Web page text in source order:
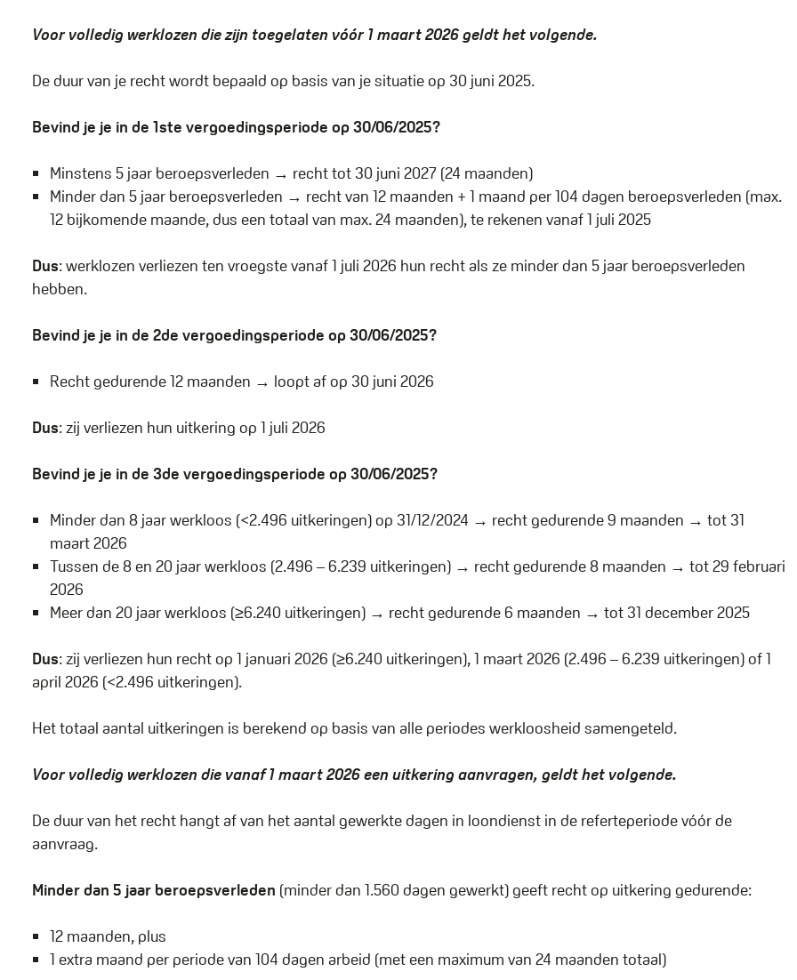
Voor volledig werklozen die zijn toegelaten vóór 1 maart 2026 geldt het volgende.
De duur van je recht wordt bepaald op basis van je situatie op 30 juni 2025.
Bevind je je in de 1ste vergoedingsperiode op 30/06/2025?
Minstens 5 jaar beroepsverleden → recht tot 30 juni 2027 (24 maanden)
Minder dan 5 jaar beroepsverleden → recht van 12 maanden + 1 maand per 104 dagen beroepsverleden (max.
12 bijkomende maande, dus een totaal van max. 24 maanden), te rekenen vanaf 1 juli 2025
Dus: werklozen verliezen ten vroegste vanaf 1 juli 2026 hun recht als ze minder dan 5 jaar beroepsverleden
hebben.
Bevind je je in de 2de vergoedingsperiode op 30/06/2025?
Recht gedurende 12 maanden → loopt af op 30 juni 2026
Dus: zij verliezen hun uitkering op 1 juli 2026
Bevind je je in de 3de vergoedingsperiode op 30/06/2025?
Minder dan 8 jaar werkloos (<2.496 uitkeringen) op 31/12/2024 → recht gedurende 9 maanden → tot 31
maart 2026
Tussen de 8 en 20 jaar werkloos (2.496 – 6.239 uitkeringen) → recht gedurende 8 maanden → tot 29 februari
2026
Meer dan 20 jaar werkloos (≥6.240 uitkeringen) → recht gedurende 6 maanden → tot 31 december 2025
Dus: zij verliezen hun recht op 1 januari 2026 (≥6.240 uitkeringen), 1 maart 2026 (2.496 – 6.239 uitkeringen) of 1
april 2026 (<2.496 uitkeringen).
Het totaal aantal uitkeringen is berekend op basis van alle periodes werkloosheid samengeteld.
Voor volledig werklozen die vanaf 1 maart 2026 een uitkering aanvragen, geldt het volgende.
De duur van het recht hangt af van het aantal gewerkte dagen in loondienst in de referteperiode vóór de
aanvraag.
Minder dan 5 jaar beroepsverleden (minder dan 1.560 dagen gewerkt) geeft recht op uitkering gedurende:
12 maanden, plus
1 extra maand per periode van 104 dagen arbeid (met een maximum van 24 maanden totaal)